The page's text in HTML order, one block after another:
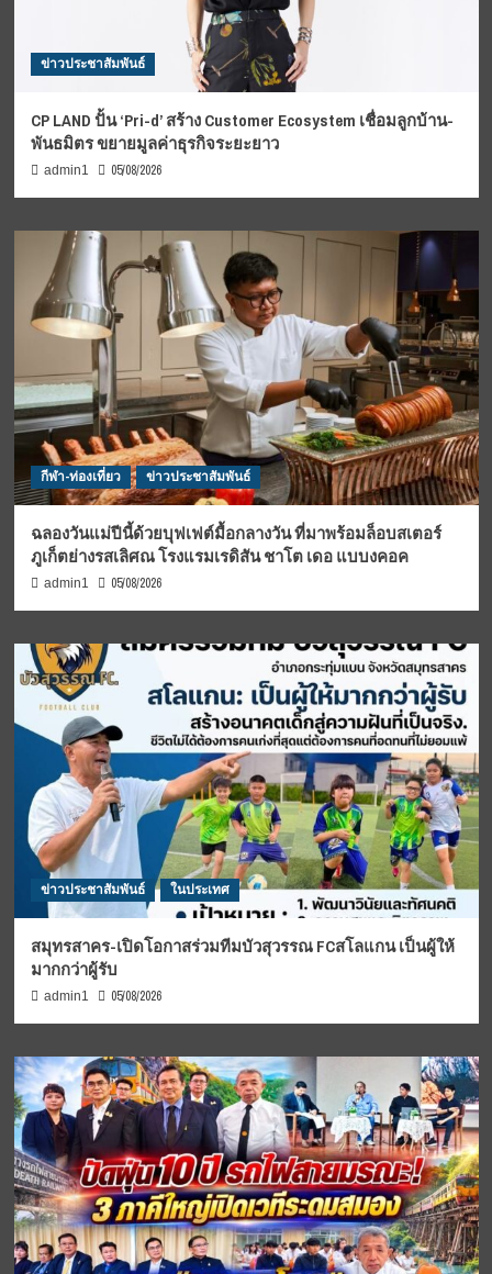
ข่าวประชาสัมพันธ์
CP LAND ปั้น ‘Pri-d’ สร้าง Customer Ecosystem เชื่อมลูกบ้าน-
พันธมิตร ขยายมูลค่าธุรกิจระยะยาว
admin1 05/08/2026
กีฬา-ท่องเที่ยว ข่าวประชาสัมพันธ์
ฉลองวันแม่ปีนี้ด้วยบุฟเฟต์มื้อกลางวัน ที่มาพร้อมล็อบสเตอร์
ภูเก็ตย่างรสเลิศณ โรงแรมเรดิสัน ชาโต เดอ แบบงคอค
admin1 05/08/2026
ข่าวประชาสัมพันธ์ ในประเทศ
สมุทรสาคร-เปิดโอกาสร่วมทีมบัวสุวรรณ FCสโลแกน เป็นผู้ให้
มากกว่าผู้รับ
admin1 05/08/2026